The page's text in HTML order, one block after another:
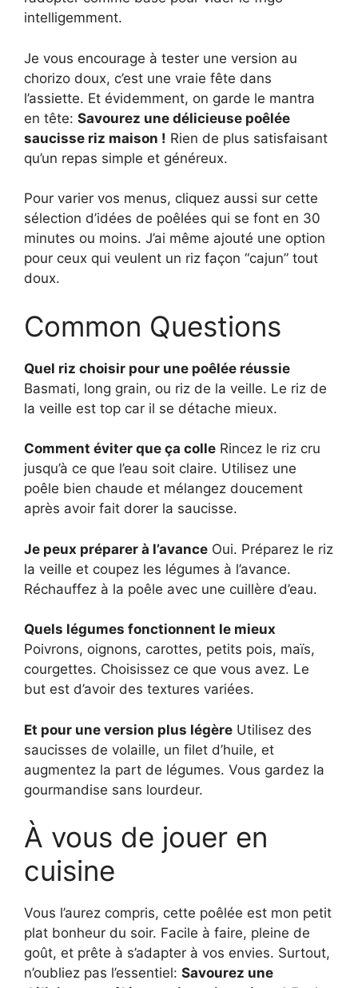
intelligemment.
Je vous encourage à tester une version au
chorizo doux, c’est une vraie fête dans
l’assiette. Et évidemment, on garde le mantra
en tête: Savourez une délicieuse poêlée
saucisse riz maison ! Rien de plus satisfaisant
qu’un repas simple et généreux.
Pour varier vos menus, cliquez aussi sur cette
sélection d’idées de poêlées qui se font en 30
minutes ou moins. J’ai même ajouté une option
pour ceux qui veulent un riz façon “cajun” tout
doux.
Common Questions
Quel riz choisir pour une poêlée réussie
Basmati, long grain, ou riz de la veille. Le riz de
la veille est top car il se détache mieux.
Comment éviter que ça colle Rincez le riz cru
jusqu’à ce que l’eau soit claire. Utilisez une
poêle bien chaude et mélangez doucement
après avoir fait dorer la saucisse.
Je peux préparer à l’avance Oui. Préparez le riz
la veille et coupez les légumes à l’avance.
Réchauffez à la poêle avec une cuillère d’eau.
Quels légumes fonctionnent le mieux
Poivrons, oignons, carottes, petits pois, maïs,
courgettes. Choisissez ce que vous avez. Le
but est d’avoir des textures variées.
Et pour une version plus légère Utilisez des
saucisses de volaille, un filet d’huile, et
augmentez la part de légumes. Vous gardez la
gourmandise sans lourdeur.
À vous de jouer en
cuisine
Vous l’aurez compris, cette poêlée est mon petit
plat bonheur du soir. Facile à faire, pleine de
goût, et prête à s’adapter à vos envies. Surtout,
n’oubliez pas l’essentiel: Savourez une